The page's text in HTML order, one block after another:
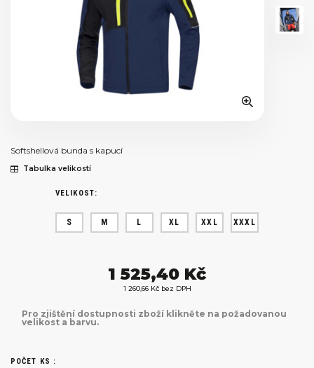
Softshellová bunda s kapucí
Tabulka velikostí
VELIKOST:
S M L XL XXL XXXL
1 525,40 Kč
1 260,66 Kč bez DPH
Pro zjištění dostupnosti zboží klikněte na požadovanou
velikost a barvu.
POČET KS :